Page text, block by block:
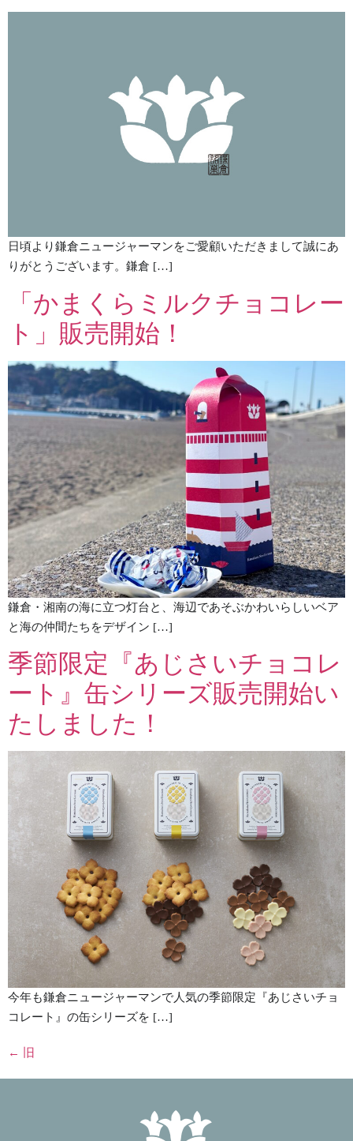
日頃より鎌倉ニュージャーマンをご愛顧いただきまして誠にあ
りがとうございます。鎌倉 […]
「かまくらミルクチョコレー
ト」販売開始！
鎌倉・湘南の海に立つ灯台と、海辺であそぶかわいらしいベア
と海の仲間たちをデザイン […]
季節限定『あじさいチョコレ
ート』缶シリーズ販売開始い
たしました！
今年も鎌倉ニュージャーマンで人気の季節限定『あじさいチョ
コレート』の缶シリーズを […]
← 旧